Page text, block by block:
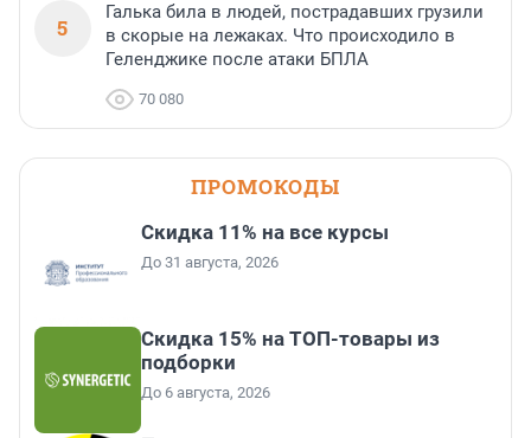
5
Галька била в людей, пострадавших грузили
в скорые на лежаках. Что происходило в
Геленджике после атаки БПЛА
70 080
ПРОМОКОДЫ
Скидка 11% на все курсы
До 31 августа, 2026
Скидка 15% на ТОП-товары из
подборки
До 6 августа, 2026